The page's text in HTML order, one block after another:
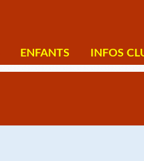
ENFANTS INFOS